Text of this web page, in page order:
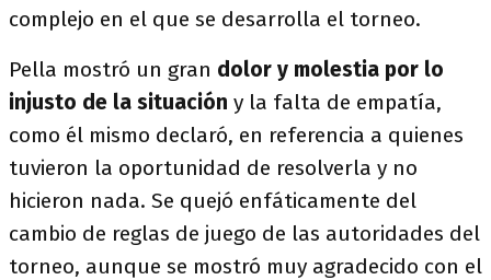
complejo en el que se desarrolla el torneo.
Pella mostró un gran dolor y molestia por lo
injusto de la situación y la falta de empatía,
como él mismo declaró, en referencia a quienes
tuvieron la oportunidad de resolverla y no
hicieron nada. Se quejó enfáticamente del
cambio de reglas de juego de las autoridades del
torneo, aunque se mostró muy agradecido con el